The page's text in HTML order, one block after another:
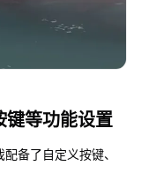
键等功能设置
备了自定义按键、